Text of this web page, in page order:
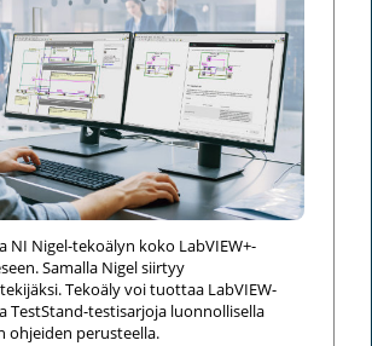
NI Nigel-tekoälyn koko LabVIEW+-
Samalla Nigel siirtyy
Tekoäly voi tuottaa LabVIEW-
TestStand-testisarjoja luonnollisella
ohjeiden perusteella.